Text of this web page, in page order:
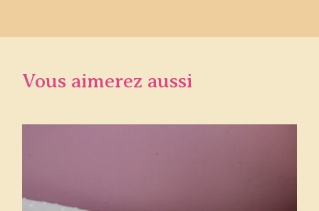
Vous aimerez aussi